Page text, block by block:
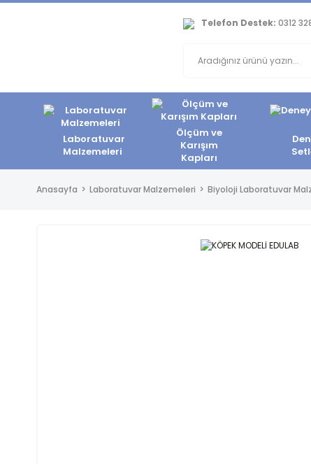
Telefon Destek: 0312
Laboratuvar
Malzemeleri
Ölçüm ve
Karışım
Kapları
Anasayfa Laboratuvar Malzemeleri Biyoloji Laboratuvar